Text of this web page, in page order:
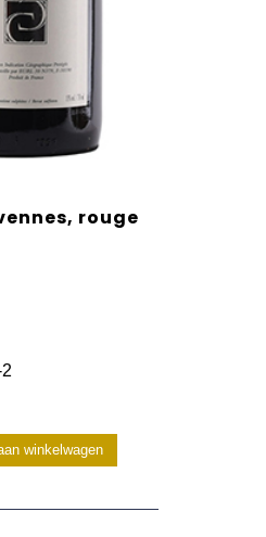
rouge
winkelwagen